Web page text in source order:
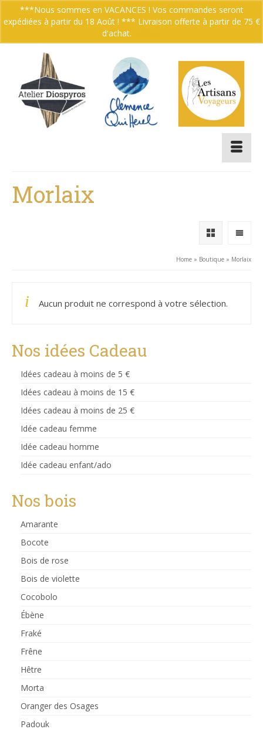
Votre panier 0.00€
Morlaix
Home » Boutique » Morlaix
Aucun produit ne correspond à votre sélection.
Nos idées Cadeau
Idées cadeau à moins de 5 €
Idées cadeau à moins de 15 €
Idées cadeau à moins de 25 €
Idée cadeau femme
Idée cadeau homme
Idée cadeau enfant/ado
Nos bois
Amarante
Bocote
Bois de rose
Bois de violette
Cocobolo
Ébène
Fraké
Frêne
Hêtre
Morta
Oranger des Osages
Padouk
***Nous sommes en VACANCES ! Vos commandes seront
expédiées à partir du 18 Août ! *** Livraison offerte à partir de 75 €
d'achat.